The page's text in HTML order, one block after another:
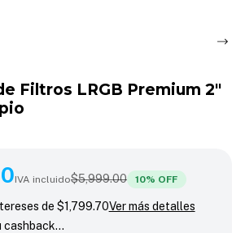
Filtros LRGB Premium 2"
10% OFF
IVA incluido$5,999.00 10% OFF
de $1,799.70Ver más detalles
cashback…